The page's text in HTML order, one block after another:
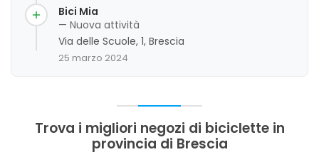
servizio di alta qualità e un ambiente familiare. I
clienti apprezzano la competenza tecnica, la
cortesia e la passione dimostrata, oltre alla
capacità di risolvere prontamente eventuali
problematiche. La valutazione complessiva è
l'ottimo rapporto qualità-prezzo.
Bici Mia
— Nuova attività
Via delle Scuole, 1, Brescia
25 marzo 2024
Trova i migliori negozi di biciclette in
provincia di Brescia